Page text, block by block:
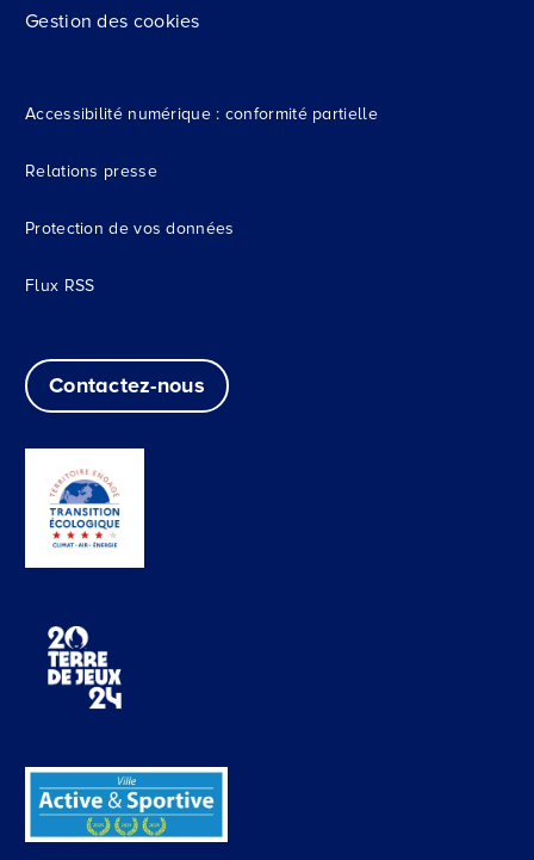
Gestion des cookies
Accessibilité numérique : conformité partielle
Relations presse
Protection de vos données
Flux RSS
Contactez-nous